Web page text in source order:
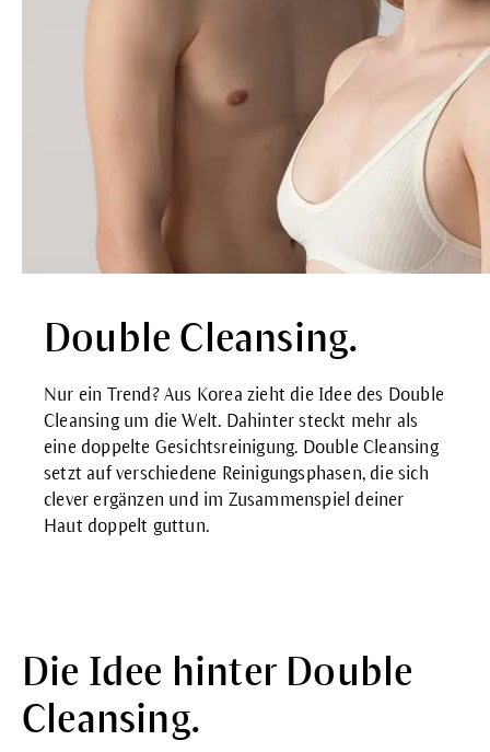
Double Cleansing.
Nur ein Trend? Aus Korea zieht die Idee des Double
Cleansing um die Welt. Dahinter steckt mehr als
eine doppelte Gesichtsreinigung. Double Cleansing
setzt auf verschiedene Reinigungsphasen, die sich
clever ergänzen und im Zusammenspiel deiner
Haut doppelt guttun.
Die Idee hinter Double
Cleansing.